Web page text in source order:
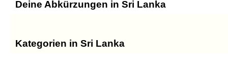
Deine Abkürzungen in Sri Lanka
Kategorien in Sri Lanka